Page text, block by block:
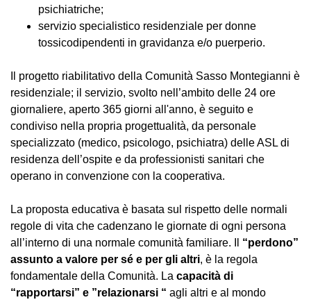
psichiatriche;
servizio specialistico residenziale per donne
tossicodipendenti in gravidanza e/o puerperio.
Il progetto riabilitativo della Comunità Sasso Montegianni è
residenziale; il servizio, svolto nell’ambito delle 24 ore
giornaliere, aperto 365 giorni all'anno, è seguito e
condiviso nella propria progettualità, da personale
specializzato (medico, psicologo, psichiatra) delle ASL di
residenza dell’ospite e da professionisti sanitari che
operano in convenzione con la cooperativa.
La proposta educativa è basata sul rispetto delle normali
regole di vita che cadenzano le giornate di ogni persona
all’interno di una normale comunità familiare. Il “perdono”
assunto a valore per sé e per gli altri, è la regola
fondamentale della Comunità. La capacità di
“rapportarsi” e ”relazionarsi “ agli altri e al mondo